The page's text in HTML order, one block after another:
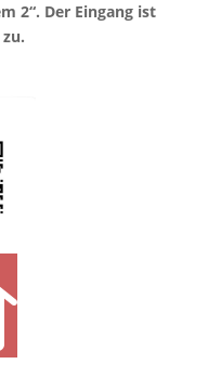
2“. Der Eingang ist